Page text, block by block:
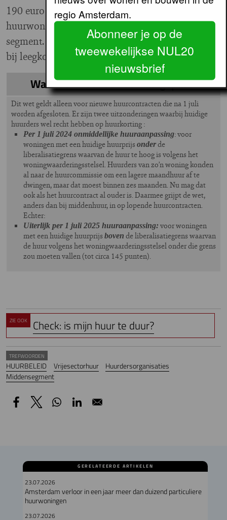
190 euro omlaag gaat en er 113.000
huurwoningen terugkomen naar het betaalbare
segment. Althans, als verhuurders deze woningen
bij leegkomst niet verkopen.
Wanneer moet de huur aangepast?
Dit wet geldt alleen voor nieuwe huurcontracten die na 1 juli
worden afgesloten. Er zijn twee uitzonderingen waarbij huidige
huurders wel recht hebben op huurkorting :
Per 1 juli 2024 onmiddellijke huuraanpassing: voor
woningen met een huidige huurprijs onderde
liberalisatiegrens waarvan de huur te hoog is volgens het
woningwaarderingsstelsel. Huurders van zo’n woning konden
al naar de huurcommissie om een lagere maandhuur af te
dwingen, maar dat moest binnen zes maanden. Nu mag dat
ook als het huurcontract al ouder is. Daarmee grijpt de wet,
anders dan bij middenhuur, in op lopende huurcontracten.
Echter:
Uiterlijk per 1 juli 2025 huuraanpassing: voor woningen
met een huidige huurprijs boven de liberalisatiegrens waarvan
de huur volgens het woningwaarderingsstelsel onder die grens
zou moeten vallen (tot circa 145 punten).
ZIE OOK Check: is mijn huur te duur?
TREFWOORDEN
HUURBELEID Vrijesectorhuur
Huurdersorganisaties
Middensegment
GERELATEERDE ARTIKELEN
23.07.2026
Amsterdam verloor in een jaar meer dan duizend particuliere
huurwoningen
23.07.2026
regio Amsterdam.
Abonneer je op de
tweewekelijkse NUL20
nieuwsbrief